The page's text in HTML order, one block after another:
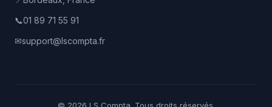
📞01 89 71 55 91
✉support@lscompta.fr